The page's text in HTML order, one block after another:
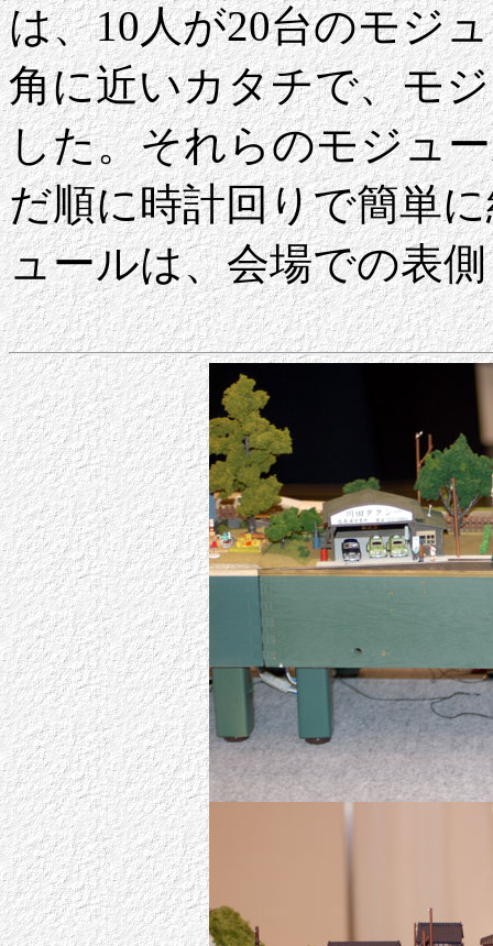
は、10人が20台のモジ
角に近いカタチで、モ
した。それらのモジュ
だ順に時計回りで簡単
ュールは、会場での表